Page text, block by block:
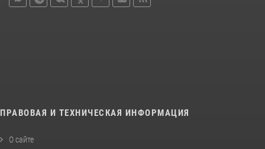
ПРАВОВАЯ И ТЕХНИЧЕСКАЯ ИНФОРМАЦИЯ
О сайте